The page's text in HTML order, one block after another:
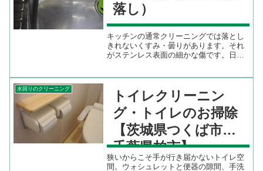
落し）
キッチンの通常クリーニングでは落とし
きれないくすみ・曇りがあります。それ
がステンレス表面の細かな傷です。日常
いて落としていきます。ス...
水回りのクリーニング
トイレクリーニン
グ・トイレのお掃除
【茨城県つくば市～
千葉県柏市】
狭いからこそ手が行き届かないトイレ空
間。ウォシュレットと便器の隙間、手洗